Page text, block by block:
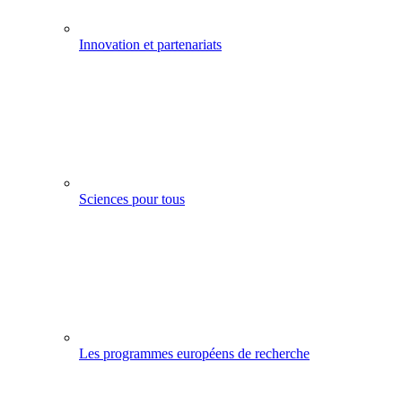
Innovation et partenariats
Sciences pour tous
Les programmes européens de recherche